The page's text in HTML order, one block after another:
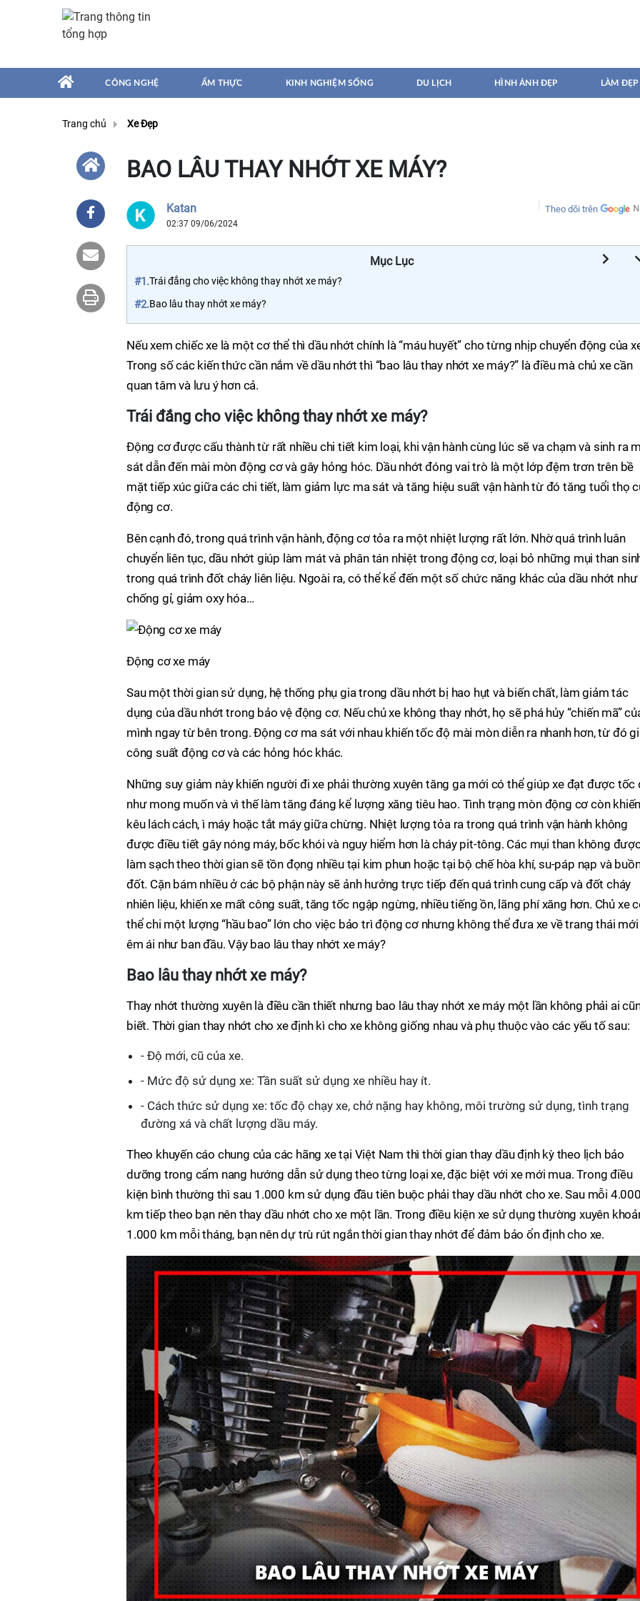
CÔNG NGHỆ ẨM THỰC KINH NGHIỆM SỐNG DU LỊCH HÌNH ẢNH ĐẸP LÀM ĐẸP
Trang chủ Xe Đẹp
BAO LÂU THAY NHỚT XE MÁY?
Katan
02:37 09/06/2024
Theo dõi trên
Mục Lục
#1.Trái đắng cho việc không thay nhớt xe máy?
#2.Bao lâu thay nhớt xe máy?
Nếu xem chiếc xe là một cơ thể thì dầu nhớt chính là “máu huyết” cho từng nhịp chuyển động của
Trong số các kiến thức cần nắm về dầu nhớt thì “bao lâu thay nhớt xe máy?” là điều mà chủ xe cần
quan tâm và lưu ý hơn cả.
Trái đắng cho việc không thay nhớt xe máy?
Động cơ được cấu thành từ rất nhiều chi tiết kim loại, khi vận hành cùng lúc sẽ va chạm và sinh ra
sát dẫn đến mài mòn động cơ và gây hỏng hóc. Dầu nhớt đóng vai trò là một lớp đệm trơn trên bề
mặt tiếp xúc giữa các chi tiết, làm giảm lực ma sát và tăng hiệu suất vận hành từ đó tăng tuổi thọ
động cơ.
Bên cạnh đó, trong quá trình vận hành, động cơ tỏa ra một nhiệt lượng rất lớn. Nhờ quá trình luân
chuyển liên tục, dầu nhớt giúp làm mát và phân tán nhiệt trong động cơ, loại bỏ những mụi than
trong quá trình đốt cháy liên liệu. Ngoài ra, có thể kể đến một số chức năng khác của dầu nhớt như
chống gỉ, giảm oxy hóa…
Động cơ xe máy
Sau một thời gian sử dụng, hệ thống phụ gia trong dầu nhớt bị hao hụt và biến chất, làm giảm tác
dụng của dầu nhớt trong bảo vệ động cơ. Nếu chủ xe không thay nhớt, họ sẽ phá hủy “chiến mã”
mình ngay từ bên trong. Động cơ ma sát với nhau khiến tốc độ mài mòn diễn ra nhanh hơn, từ đó
công suất động cơ và các hỏng hóc khác.
Những suy giảm này khiến người đi xe phải thường xuyên tăng ga mới có thể giúp xe đạt được tốc
như mong muốn và vì thế làm tăng đáng kể lượng xăng tiêu hao. Tình trạng mòn động cơ còn
kêu lách cách, ì máy hoặc tắt máy giữa chừng. Nhiệt lượng tỏa ra trong quá trình vận hành không
được điều tiết gây nóng máy, bốc khói và nguy hiểm hơn là cháy pit-tông. Các mụi than không
làm sạch theo thời gian sẽ tồn đọng nhiều tại kim phun hoặc tại bộ chế hòa khí, su-páp nạp và
đốt. Cặn bám nhiều ở các bộ phận này sẽ ảnh hưởng trực tiếp đến quá trình cung cấp và đốt cháy
nhiên liệu, khiến xe mất công suất, tăng tốc ngập ngừng, nhiều tiếng ồn, lãng phí xăng hơn. Chủ xe
thể chi một lượng “hầu bao” lớn cho việc bảo trì động cơ nhưng không thể đưa xe về trang thái mới
êm ái như ban đầu. Vậy bao lâu thay nhớt xe máy?
Bao lâu thay nhớt xe máy?
Thay nhớt thường xuyên là điều cần thiết nhưng bao lâu thay nhớt xe máy một lần không phải ai
biết. Thời gian thay nhớt cho xe định kì cho xe không giống nhau và phụ thuộc vào các yếu tố sau:
- Độ mới, cũ của xe.
- Mức độ sử dụng xe: Tần suất sử dụng xe nhiều hay ít.
- Cách thức sử dụng xe: tốc độ chạy xe, chở nặng hay không, môi trường sử dụng, tình trạng
đường xá và chất lượng dầu máy.
Theo khuyến cáo chung của các hãng xe tại Việt Nam thì thời gian thay dầu định kỳ theo lịch bảo
dưỡng trong cẩm nang hướng dẫn sử dụng theo từng loại xe, đặc biệt với xe mới mua. Trong điều
kiện bình thường thì sau 1.000 km sử dụng đầu tiên buộc phải thay dầu nhớt cho xe. Sau mỗi 4.000
km tiếp theo bạn nên thay dầu nhớt cho xe một lần. Trong điều kiện xe sử dụng thường xuyên
1.000 km mỗi tháng, bạn nên dự trù rút ngắn thời gian thay nhớt để đảm bảo ổn định cho xe.